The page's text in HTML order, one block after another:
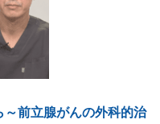
前立腺がんの外科的治